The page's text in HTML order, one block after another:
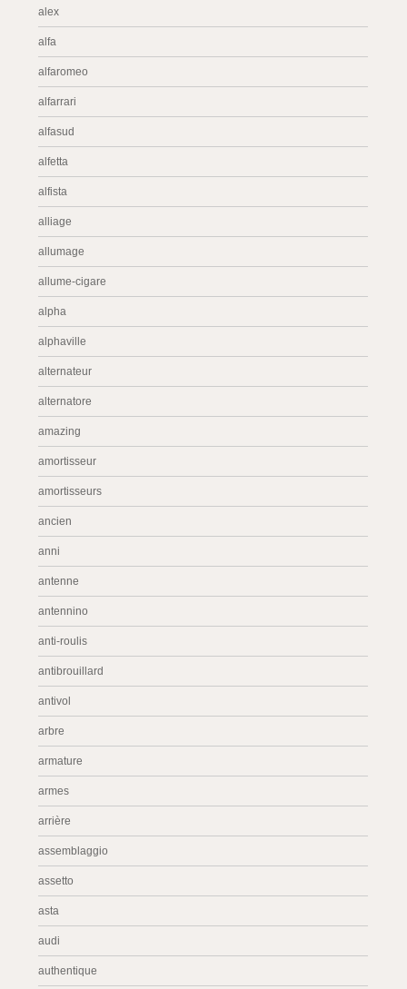
alex
alfa
alfaromeo
alfarrari
alfasud
alfetta
alfista
alliage
allumage
allume-cigare
alpha
alphaville
alternateur
alternatore
amazing
amortisseur
amortisseurs
ancien
anni
antenne
antennino
anti-roulis
antibrouillard
antivol
arbre
armature
armes
arrière
assemblaggio
assetto
asta
audi
authentique